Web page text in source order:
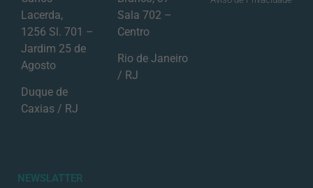
Lacerda,
1256 Sl. 701 –
Jardim 25 de
Agosto
Duque de
Caxias / RJ
Sala 702 –
Centro
Rio de Janeiro
/ RJ
NEWSLATTER